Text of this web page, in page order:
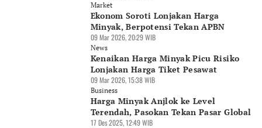
Market
Ekonom Soroti Lonjakan Harga
Minyak, Berpotensi Tekan APBN
09 Mar 2026, 20:29 WIB
News
Kenaikan Harga Minyak Picu Risiko
Lonjakan Harga Tiket Pesawat
09 Mar 2026, 15:38 WIB
Business
Harga Minyak Anjlok ke Level
Terendah, Pasokan Tekan Pasar Global
17 Des 2025, 12:49 WIB